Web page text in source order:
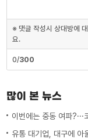
※ 댓글 작성시 상대방에
요.
0/300
많이 본 뉴스
이번에는 중동 여파
유통 대기업, 대구에 아